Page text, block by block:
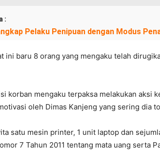
:
Pelaku Penipuan dengan Modus
ini baru 8 orang yang mengaku telah
korban mengaku terpaksa melakukan aksi
oleh Dimas Kanjeng yang sering dia
satu mesin printer, 1 unit laptop dan
7 Tahun 2011 tentang mata uang serta